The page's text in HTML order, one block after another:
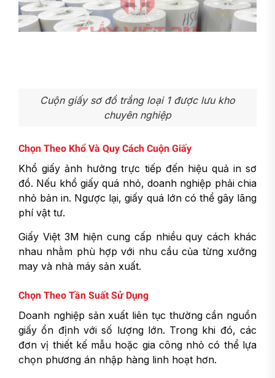
Cuộn giấy sơ đồ trắng loại 1 được lưu kho
chuyên nghiệp
Chọn Theo Khổ Và Quy Cách Cuộn Giấy
Khổ giấy ảnh hưởng trực tiếp đến hiệu quả in sơ
đồ. Nếu khổ giấy quá nhỏ, doanh nghiệp phải chia
nhỏ bản in. Ngược lại, giấy quá lớn có thể gây lãng
phí vật tư.
Giấy Việt 3M hiện cung cấp nhiều quy cách khác
nhau nhằm phù hợp với nhu cầu của từng xưởng
may và nhà máy sản xuất.
Chọn Theo Tần Suất Sử Dụng
Doanh nghiệp sản xuất liên tục thường cần nguồn
giấy ổn định với số lượng lớn. Trong khi đó, các
đơn vị thiết kế mẫu hoặc gia công nhỏ có thể lựa
chọn phương án nhập hàng linh hoạt hơn.